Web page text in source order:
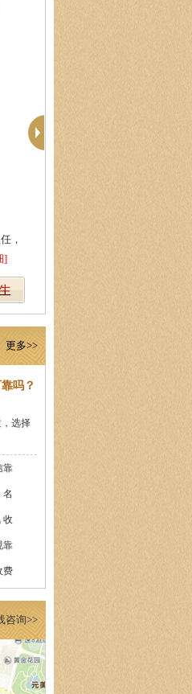
，
]
更多>>
吗？
选择
靠
名
收
靠
费
咨询>>